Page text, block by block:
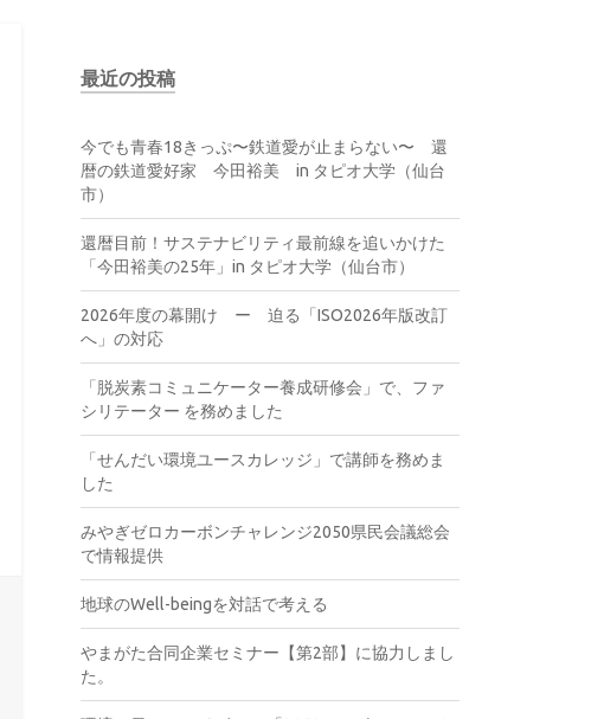
最近の投稿
今でも青春18きっぷ〜鉄道愛が止まらない〜 還
暦の鉄道愛好家 今田裕美 in タピオ大学（仙台
市）
還暦目前！サステナビリティ最前線を追いかけた
「今田裕美の25年」in タピオ大学（仙台市）
2026年度の幕開け ー 迫る「ISO2026年版改訂
へ」の対応
「脱炭素コミュニケーター養成研修会」で、ファ
シリテーター を務めました
「せんだい環境ユースカレッジ」で講師を務めま
した
みやぎゼロカーボンチャレンジ2050県民会議総会
で情報提供
地球のWell-beingを対話で考える
やまがた合同企業セミナー【第2部】に協力しまし
た。